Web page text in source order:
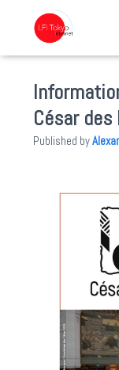
César
Published by